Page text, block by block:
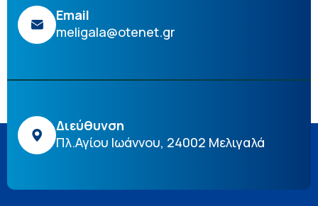
Email
meligala@otenet.gr
Διεύθυνση
Πλ.Αγίου Ιωάννου, 24002 Μελιγαλά